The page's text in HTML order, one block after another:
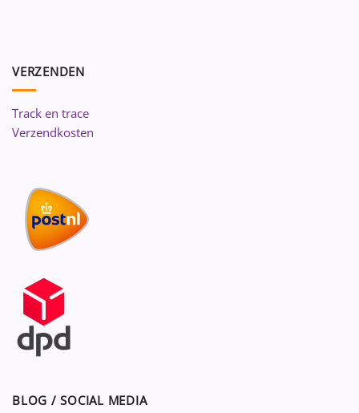
VERZENDEN
Track en trace
Verzendkosten
BLOG / SOCIAL MEDIA